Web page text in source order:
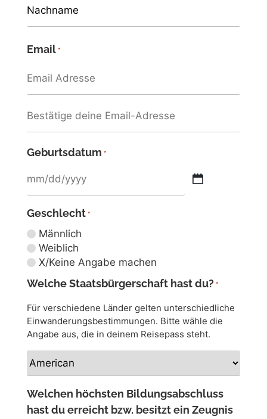
Email *
Geburtsdatum *
Geschlecht *
Männlich
Weiblich
X/Keine Angabe machen
Welche Staatsbürgerschaft hast du? *
Für verschiedene Länder gelten unterschiedliche
Einwanderungsbestimmungen. Bitte wähle die
Angabe aus, die in deinem Reisepass steht.
Welchen höchsten Bildungsabschluss
hast du erreicht bzw. besitzt ein Zeugnis